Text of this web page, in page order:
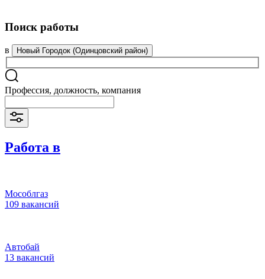
Поиск работы
в Новый Городок (Одинцовский район)
Профессия, должность, компания
Работа в
Мособлгаз
109 вакансий
Автобай
13 вакансий